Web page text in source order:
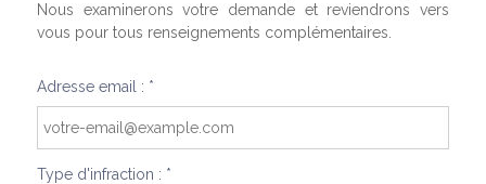
Nous examinerons votre demande et reviendrons vers
vous pour tous renseignements complémentaires.
Adresse email : *
Type d'infraction : *